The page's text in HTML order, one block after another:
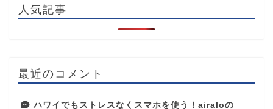
人気記事
最近のコメント
ハワイでもストレスなくスマホを使う！airaloの